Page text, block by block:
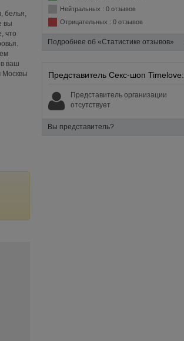
белья,
вы
что
ваш
Москвы
Нейтральных : 0 отзывов
Отрицательных : 0 отзывов
Подробнее об «Статистике отзывов»
Представитель Секс-шоп Timelove:
Представитель организации
отсутствует
Вы представитель?